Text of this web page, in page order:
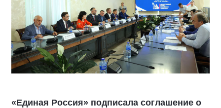
«Единая Россия» подписала соглашение о